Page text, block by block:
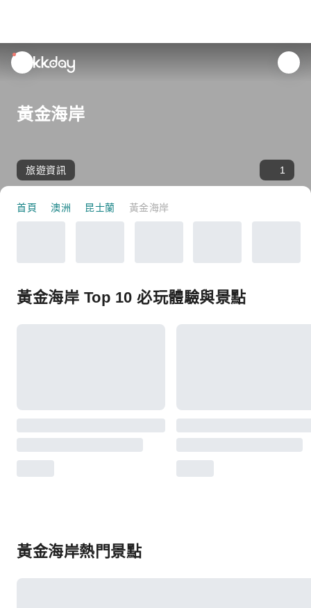
unread
notifications
黃金海岸
旅遊資訊 1
首頁 澳洲 昆士蘭 黃金海岸
黃金海岸 Top 10 必玩體驗與景點
黃金海岸熱門景點